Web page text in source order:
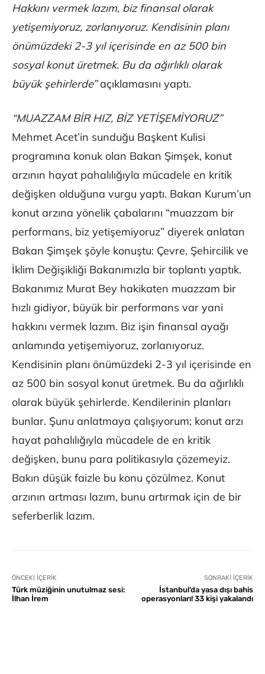
Hakkını vermek lazım, biz finansal olarak
yetişemiyoruz, zorlanıyoruz. Kendisinin planı
önümüzdeki 2-3 yıl içerisinde en az 500 bin
sosyal konut üretmek. Bu da ağırlıklı olarak
büyük şehirlerde”açıklamasını yaptı.
“MUAZZAM BİR HIZ, BİZ YETİŞEMİYORUZ”
Mehmet Acet’in sunduğu Başkent Kulisi
programına konuk olan Bakan Şimşek, konut
arzının hayat pahalılığıyla mücadele en kritik
değişken olduğuna vurgu yaptı. Bakan Kurum’un
konut arzına yönelik çabalarını “muazzam bir
performans, biz yetişemiyoruz” diyerek anlatan
Bakan Şimşek şöyle konuştu: Çevre, Şehircilik ve
İklim Değişikliği Bakanımızla bir toplantı yaptık.
Bakanımız Murat Bey hakikaten muazzam bir
hızlı gidiyor, büyük bir performans var yani
hakkını vermek lazım. Biz işin finansal ayağı
anlamında yetişemiyoruz, zorlanıyoruz.
Kendisinin planı önümüzdeki 2-3 yıl içerisinde en
az 500 bin sosyal konut üretmek. Bu da ağırlıklı
olarak büyük şehirlerde. Kendilerinin planları
bunlar. Şunu anlatmaya çalışıyorum; konut arzı
hayat pahalılığıyla mücadele de en kritik
değişken, bunu para politikasıyla çözemeyiz.
Bakın düşük faizle bu konu çözülmez. Konut
arzının artması lazım, bunu artırmak için de bir
seferberlik lazım.
ÖNCEKI İÇERIK
Türk müziğinin unutulmaz sesi:
İlhan İrem
SONRAKI İÇERIK
İstanbul’da yasa dışı bahis
operasyonları! 33 kişi yakalandı